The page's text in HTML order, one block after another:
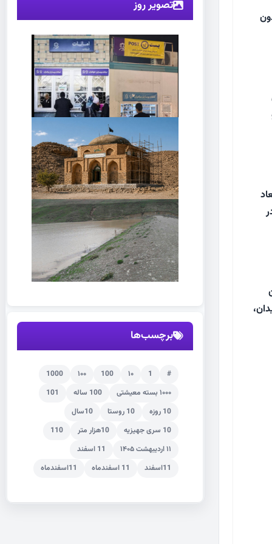
تصویر روز
برچسب‌ها
#
1 ۱۰ 100 ۱۰۰
1000
۱۰۰۰ بسته معیشتی
100 ساله
101
10 روزه
10 روستا
10سال
10 سری جهیزیه
10هزار متر
110
۱۱ اردیبهشت ۱۴۰۵
11 اسفند
11اسفند
11 اسفندماه 11اسفندماه